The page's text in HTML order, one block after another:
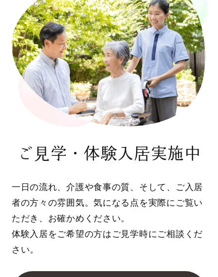
ご見学・体験入居実施中
一日の流れ、介護や食事の質、そして、ご入居
者の方々の雰囲気。気になる点を実際にご覧い
ただき、お確かめください。
体験入居をご希望の方はご見学時にご相談くだ
さい。